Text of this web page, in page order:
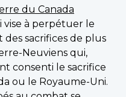
du Canada
vise à perpétuer le
des sacrifices de plus
Neuviens qui,
consenti le sacrifice
ou le Royaume-Uni.